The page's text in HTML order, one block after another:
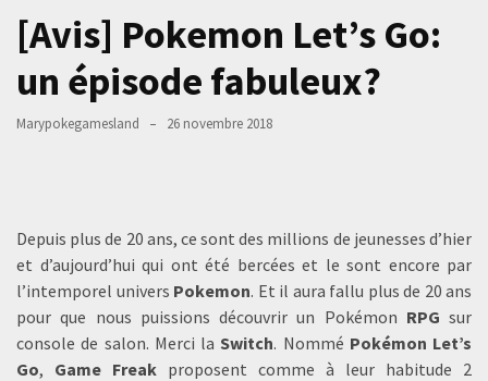
[Avis] Pokemon Let’s Go:
un épisode fabuleux?
Marypokegamesland 26 novembre 2018
Depuis plus de 20 ans, ce sont des millions de jeunesses d’hier
et d’aujourd’hui qui ont été bercées et le sont encore par
l’intemporel univers Pokemon. Et il aura fallu plus de 20 ans
pour que nous puissions découvrir un Pokémon RPG sur
console de salon. Merci laSwitch. Nommé Pokémon Let’s
Go, Game Freak proposent comme à leur habitude 2